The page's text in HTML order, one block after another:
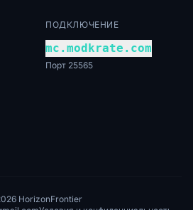
ПОДКЛЮЧЕНИЕ
mc.modkrate.com
Порт 25565
HorizonFrontier